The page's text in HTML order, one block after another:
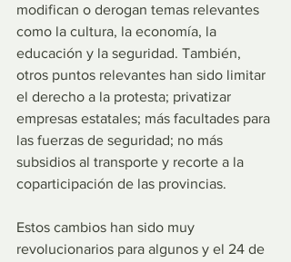
modifican o derogan temas relevantes
como la cultura, la economía, la
educación y la seguridad. También,
otros puntos relevantes han sido limitar
el derecho a la protesta; privatizar
empresas estatales; más facultades para
las fuerzas de seguridad; no más
subsidios al transporte y recorte a la
coparticipación de las provincias.
Estos cambios han sido muy
revolucionarios para algunos y el 24 de